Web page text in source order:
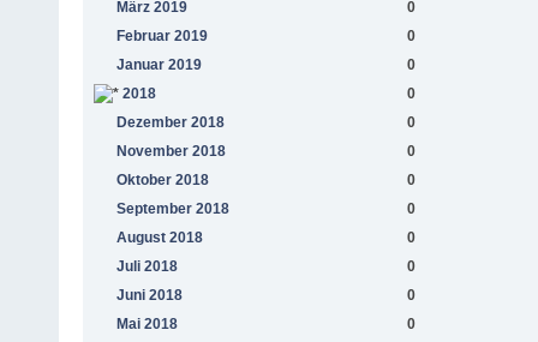
März 2019
0
Februar 2019
0
Januar 2019
0
2018
0
Dezember 2018
0
November 2018
0
Oktober 2018
0
September 2018
0
August 2018
0
Juli 2018
0
Juni 2018
0
Mai 2018
0